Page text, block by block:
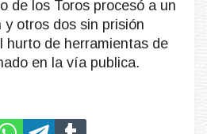
de los Toros procesó a un
y otros dos sin prisión
hurto de herramientas de
en la vía publica.